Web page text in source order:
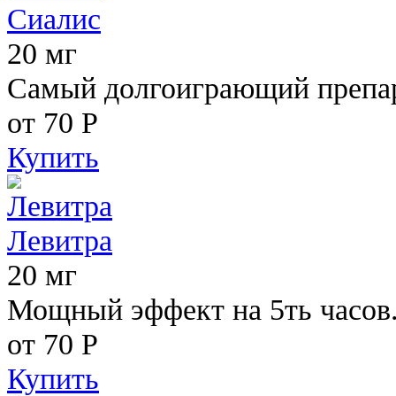
Сиалис
20 мг
Самый долгоиграющий
от 70 Р
Купить
Левитра
20 мг
Мощный эффект на 5ть
от 70 Р
Купить